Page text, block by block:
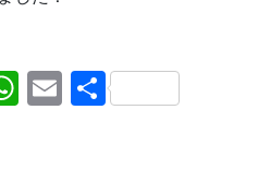
WhatsApp
Email
共